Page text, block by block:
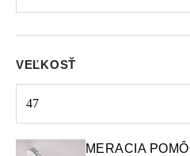
VEĽKOSŤ
47
MERACIA